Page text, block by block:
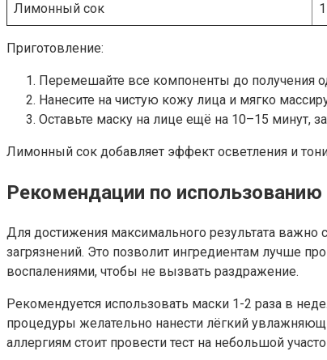
Лимонный сок
Приготовление:
Перемешайте все компоненты до получения
Нанесите на чистую кожу лица и мягко
Оставьте маску на лице ещё на 10–15 минут,
Лимонный сок добавляет эффект осветления и
Рекомендации по
Для достижения максимального результата
загрязнений. Это позволит ингредиентам лучше
воспалениями, чтобы не вызвать раздражение.
Рекомендуется использовать маски 1-2 раза в
процедуры желательно нанести лёгкий
аллергиям стоит провести тест на небольшой